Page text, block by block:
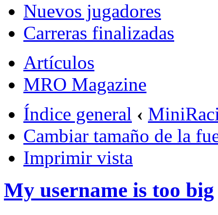
Nuevos jugadores
Carreras finalizadas
Artículos
MRO Magazine
Índice general ‹
Cambiar tamaño de la
Imprimir vista
My username is too big